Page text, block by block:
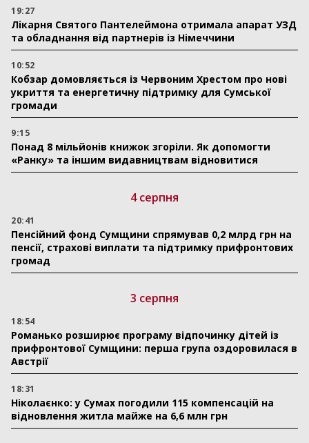
19:27
Лікарня Святого Пантелеймона отримала апарат УЗД
та обладнання від партнерів із Німеччини
10:52
Кобзар домовляється із Червоним Хрестом про нові
укриття та енергетичну підтримку для Сумської
громади
9:15
Понад 8 мільйонів книжок згоріли. Як допомогти
«Ранку» та іншим видавництвам відновитися
4 серпня
20:41
Пенсійний фонд Сумщини спрямував 0,2 млрд грн на
пенсії, страхові виплати та підтримку прифронтових
громад
3 серпня
18:54
Романько розширює програму відпочинку дітей із
прифронтової Сумщини: перша група оздоровилася в
Австрії
18:31
Ніколаєнко: у Сумах погодили 115 компенсацій на
відновлення житла майже на 6,6 млн грн